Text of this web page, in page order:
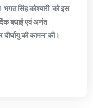
सिंह कोश्यारी को इस
बधाई एवं अनंत
की कामना की।